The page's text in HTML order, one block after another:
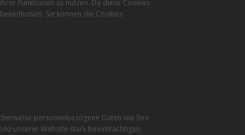
Funktionen zu nutzen. Da diese Cookies
Sie können die Cookies
personenbezogene Daten wie Ihre
unserer Website stark beeinträchtigen